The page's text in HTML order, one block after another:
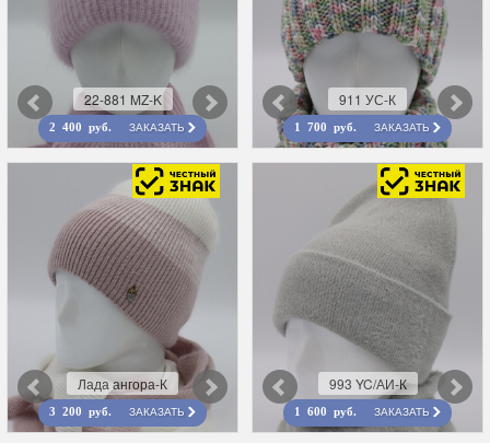
22-881 MZ-K
2 400 руб. ЗАКАЗАТЬ
911 УС-К
1 700 руб. ЗАКАЗАТЬ
Лада ангора-К
3 200 руб. ЗАКАЗАТЬ
993 YC/АИ-К
1 600 руб. ЗАКАЗАТЬ